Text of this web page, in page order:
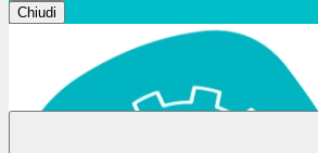
Chiudi